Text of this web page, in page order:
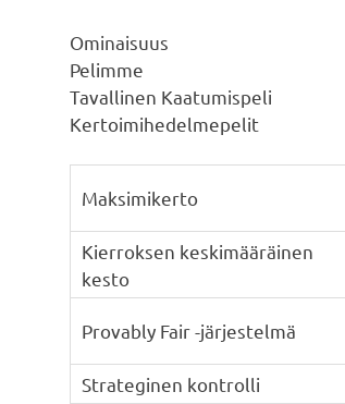
Ominaisuus
Pelimme
Tavallinen Kaatumispeli
Kertoimihedelmepelit
Maksimikerto
Kierroksen keskimääräinen
kesto
Provably Fair -järjestelmä
Strateginen kontrolli